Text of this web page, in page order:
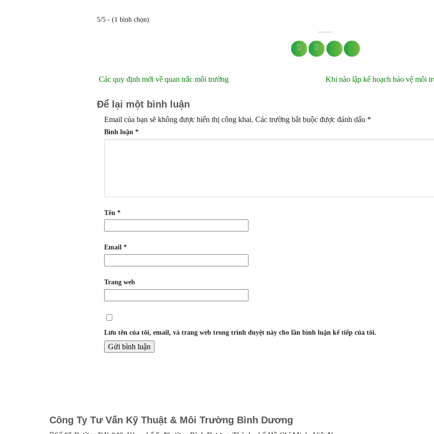
5/5 - (1 bình chọn)
Các quy định mới về quan trắc môi trường Khi nào lập kế hoạch bảo vệ môi
Để lại một bình luận
Email của bạn sẽ không được hiển thị công khai. Các trường bắt buộc được đánh dấu *
Bình luận *
Tên *
Email *
Trang web
Lưu tên của tôi, email, và trang web trong trình duyệt này cho lần bình luận kế tiếp của tôi.
Công Ty Tư Vấn Kỹ Thuật & Môi Trường Bình Dương